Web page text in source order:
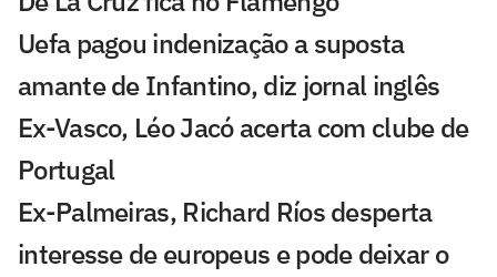
Uefa pagou indenização a suposta
amante de Infantino, diz jornal inglês
Ex-Vasco, Léo Jacó acerta com clube de
Portugal
Ex-Palmeiras, Richard Ríos desperta
interesse de europeus e pode deixar o